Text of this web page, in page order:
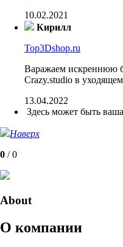
10.02.2021
Кирилл
Top3Dshop.ru
Варажаем искреннюю
Crazy.studio в
13.04.2022
Здесь может быть ваша
Наверх
0 /0
About
О компании